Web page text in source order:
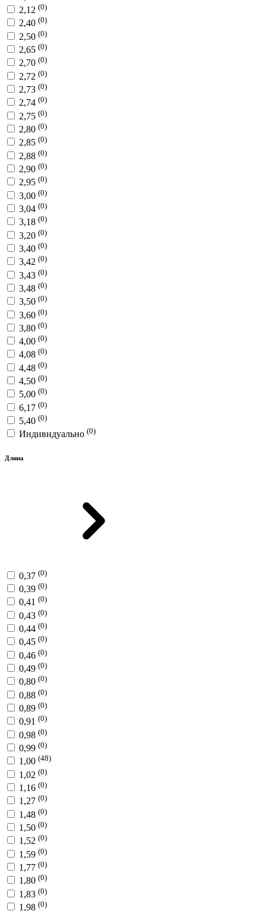
2,12 (0)
2,40 (0)
2,50 (0)
2,65 (0)
2,70 (0)
2,72 (0)
2,73 (0)
2,74 (0)
2,75 (0)
2,80 (0)
2,85 (0)
2,88 (0)
2,90 (0)
2,95 (0)
3,00 (0)
3,04 (0)
3,18 (0)
3,20 (0)
3,40 (0)
3,42 (0)
3,43 (0)
3,48 (0)
3,50 (0)
3,60 (0)
3,80 (0)
4,00 (0)
4,08 (0)
4,48 (0)
4,50 (0)
5,00 (0)
6,17 (0)
5,40 (0)
Индивидуально (0)
Длина
0,37 (0)
0,39 (0)
0,41 (0)
0,43 (0)
0,44 (0)
0,45 (0)
0,46 (0)
0,49 (0)
0,80 (0)
0,88 (0)
0,89 (0)
0,91 (0)
0,98 (0)
0,99 (0)
1,00 (48)
1,02 (0)
1,16 (0)
1,27 (0)
1,48 (0)
1,50 (0)
1,52 (0)
1,59 (0)
1,77 (0)
1,80 (0)
1,83 (0)
1,98 (0)